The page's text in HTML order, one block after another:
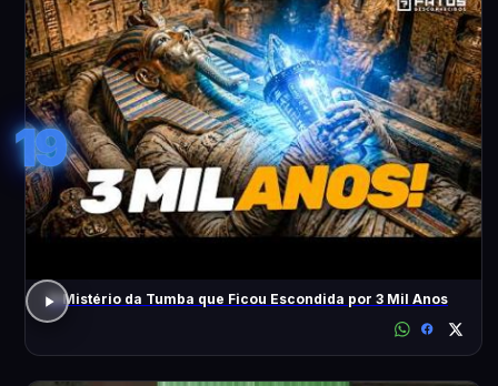
19
O Mistério da Tumba que Ficou Escondida por 3 Mil Anos